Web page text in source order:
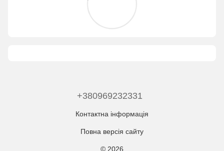
+380969232331
Контактна інформація
Повна версія сайту
© 2026